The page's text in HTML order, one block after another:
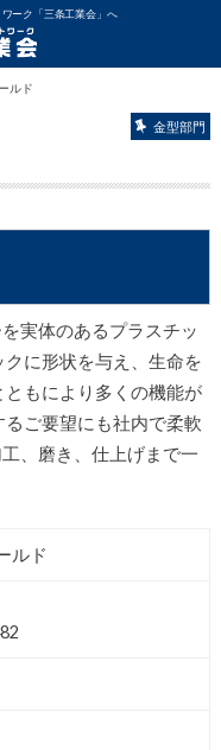
ーク「三条工業会」へ
ルド
金型部門
実体のあるプラスチッ
に形状を与え、生命を
もにより多くの機能が
ご要望にも社内で柔軟
、磨き、仕上げまで一
ルド